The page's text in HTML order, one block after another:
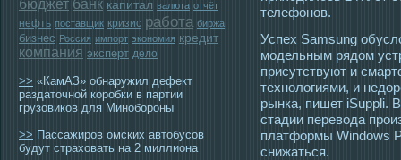
бюджет банк капитал валюта отчёт
нефть поставщик кризис работа биржа
бизнес Россия импорт экономия кредит
компания эксперт дело
>> «КамАЗ» обнаружил дефект
раздаточной коробки в партии
грузовиков для Минобороны
>> Пассажиров омских автобусов
будут страховать на 2 миллиона
телефонов.
Успех Samsung
модельным рядом
присутствуют и
технологиями, и
рынка, пишет iSuppli.
стадии перевода
платформы Windows
снижаться.